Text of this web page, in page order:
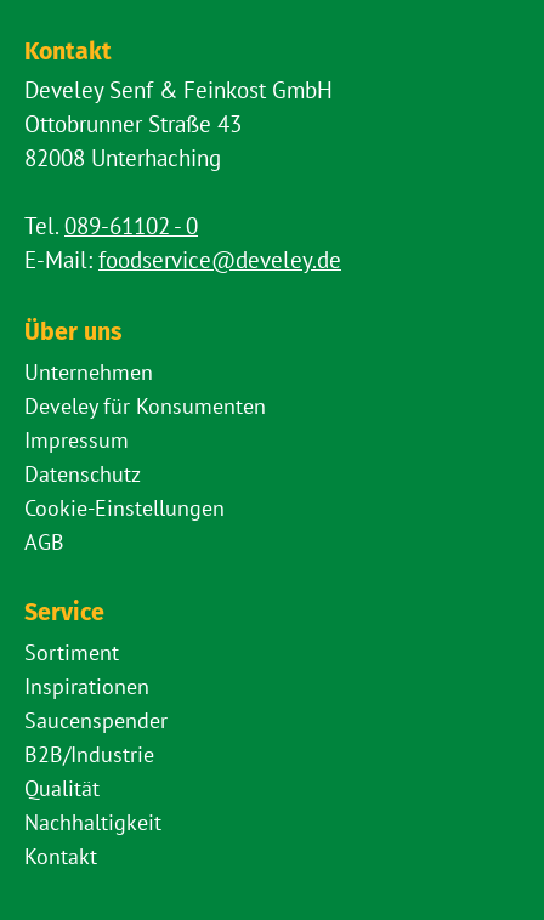
Kontakt
Develey Senf & Feinkost GmbH
Ottobrunner Straße 43
82008 Unterhaching
Tel. 089-61102 - 0
E-Mail: foodservice@develey.de
Über uns
Unternehmen
Develey für Konsumenten
Impressum
Datenschutz
Cookie-Einstellungen
AGB
Service
Sortiment
Inspirationen
Saucenspender
B2B/Industrie
Qualität
Nachhaltigkeit
Kontakt